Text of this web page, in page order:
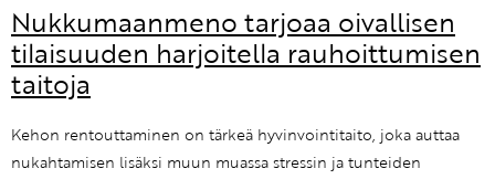
Nukkumaanmeno tarjoaa oivallisen
tilaisuuden harjoitella rauhoittumisen
taitoja
Kehon rentouttaminen on tärkeä hyvinvointitaito, joka auttaa
nukahtamisen lisäksi muun muassa stressin ja tunteiden